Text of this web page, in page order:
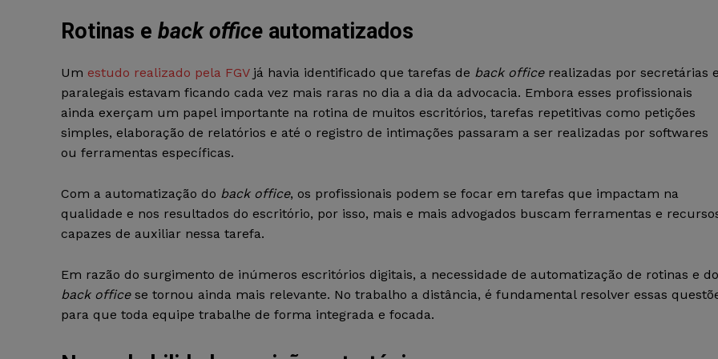
Rotinas e back office automatizados
Um estudo realizado pela FGVjá havia identificado que tarefas de back office realizadas por secretárias e
paralegais estavam ficando cada vez mais raras no dia a dia da advocacia. Embora esses profissionais
ainda exerçam um papel importante na rotina de muitos escritórios, tarefas repetitivas como petições
simples, elaboração de relatórios e até o registro de intimações passaram a ser realizadas por softwares
ou ferramentas específicas.
Com a automatização do back office, os profissionais podem se focar em tarefas que impactam na
qualidade e nos resultados do escritório, por isso, mais e mais advogados buscam ferramentas e
capazes de auxiliar nessa tarefa.
Em razão do surgimento de inúmeros escritórios digitais, a necessidade de automatização de rotinas e do
back officese tornou ainda mais relevante. No trabalho a distância, é fundamental resolver essas
para que toda equipe trabalhe de forma integrada e focada.